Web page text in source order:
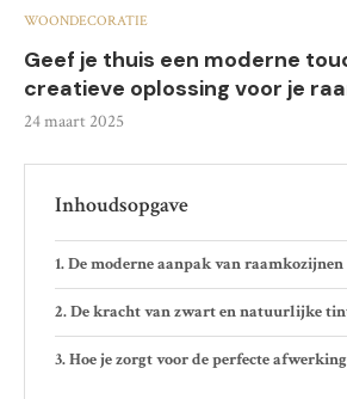
WOONDECORATIE
Geef je thuis een moderne
creatieve oplossing voor je
24 maart 2025
Inhoudsopgave
De moderne aanpak van raamkozijnen
De kracht van zwart en natuurlijke
Hoe je zorgt voor de perfecte afwerking